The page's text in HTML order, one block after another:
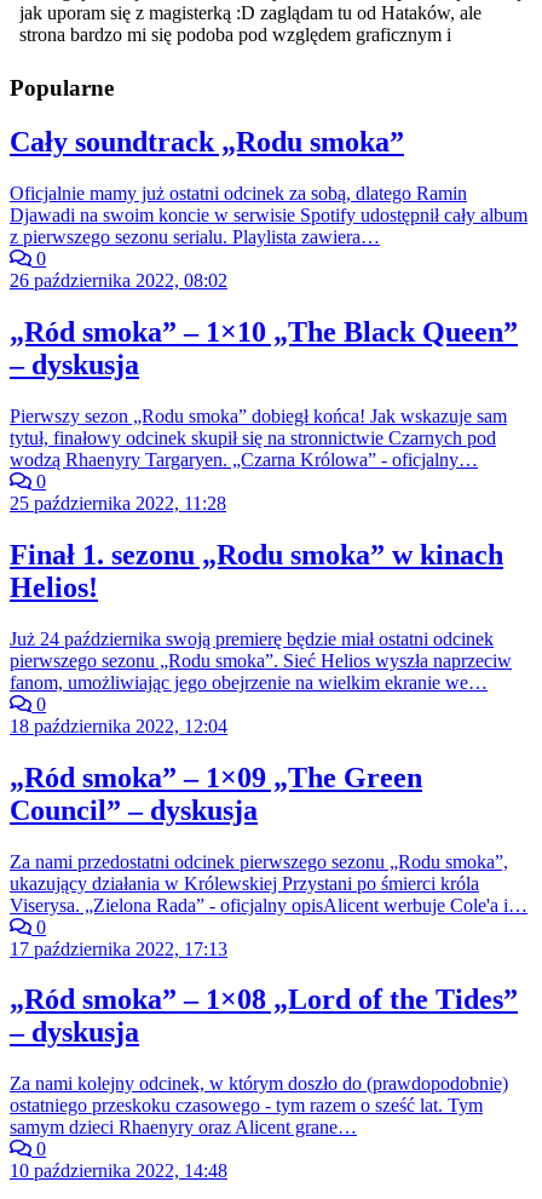
Popularne
Cały soundtrack „Rodu smoka”
Oficjalnie mamy już ostatni odcinek za sobą, dlatego Ramin
Djawadi na swoim koncie w serwisie Spotify udostępnił cały album
z pierwszego sezonu serialu. Playlista zawiera…
0
26 października 2022, 08:02
„Ród smoka” – 1×10 „The Black Queen”
– dyskusja
Pierwszy sezon „Rodu smoka” dobiegł końca! Jak wskazuje sam
tytuł, finałowy odcinek skupił się na stronnictwie Czarnych pod
wodzą Rhaenyry Targaryen. „Czarna Królowa” - oficjalny…
0
25 października 2022, 11:28
Finał 1. sezonu „Rodu smoka” w kinach
Helios!
Już 24 października swoją premierę będzie miał ostatni odcinek
pierwszego sezonu „Rodu smoka”. Sieć Helios wyszła naprzeciw
fanom, umożliwiając jego obejrzenie na wielkim ekranie we…
0
18 października 2022, 12:04
„Ród smoka” – 1×09 „The Green
Council” – dyskusja
Za nami przedostatni odcinek pierwszego sezonu „Rodu smoka”,
ukazujący działania w Królewskiej Przystani po śmierci króla
Viserysa. „Zielona Rada” - oficjalny opisAlicent werbuje Cole'a i…
0
17 października 2022, 17:13
„Ród smoka” – 1×08 „Lord of the Tides”
– dyskusja
Za nami kolejny odcinek, w którym doszło do (prawdopodobnie)
ostatniego przeskoku czasowego - tym razem o sześć lat. Tym
samym dzieci Rhaenyry oraz Alicent grane…
0
10 października 2022, 14:48